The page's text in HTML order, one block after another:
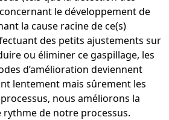
le développement de
la cause racine de ce(s)
des petits ajustements sur
ou éliminer ce gaspillage, les
d’amélioration deviennent
lentement mais sûrement les
nous améliorons la
rythme de notre processus.